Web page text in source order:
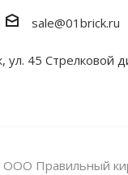
sale@01brick.ru
ул. 45 Стрелковой
ООО Правильный